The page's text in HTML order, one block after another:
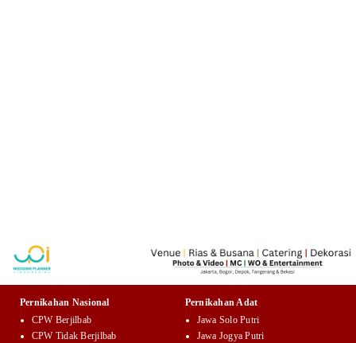
Pernikahan Nasional
CPW Berjilbab
CPW Tidak Berjilbab
Pernikahan Adat
Jawa Solo Putri
Jawa Jogya Putri